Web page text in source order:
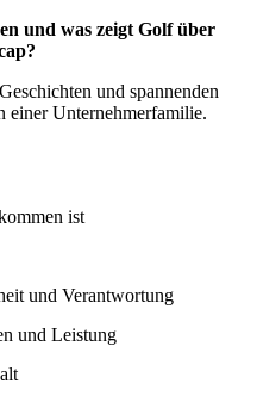
und was zeigt Golf über
und spannenden
einer Unternehmerfamilie.
ist
und Verantwortung
und Leistung